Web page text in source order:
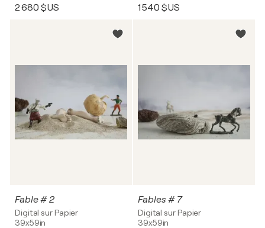
2 680 $US 1 540 $US
Fable # 2
Digital sur Papier
39x59in
Fables # 7
Digital sur Papier
39x59in